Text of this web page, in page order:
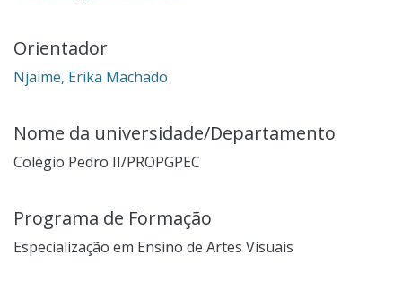
Orientador
Njaime, Erika Machado
Nome da universidade/Departamento
Colégio Pedro II/PROPGPEC
Programa de Formação
Especialização em Ensino de Artes Visuais